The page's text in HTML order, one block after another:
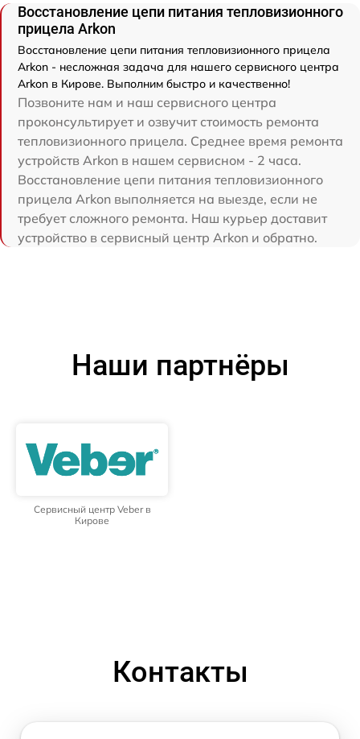
Восстановление цепи питания тепловизионного
прицела Arkon
Восстановление цепи питания тепловизионного прицела
Arkon - несложная задача для нашего сервисного центра
Arkon в Кирове. Выполним быстро и качественно!
Позвоните нам и наш сервисного центра
проконсультирует и озвучит стоимость ремонта
тепловизионного прицела. Среднее время ремонта
устройств Arkon в нашем сервисном - 2 часа.
Восстановление цепи питания тепловизионного
прицела Arkon выполняется на выезде, если не
требует сложного ремонта. Наш курьер доставит
устройство в сервисный центр Arkon и обратно.
Наши партнёры
Сервисный центр Veber в
Кирове
Контакты